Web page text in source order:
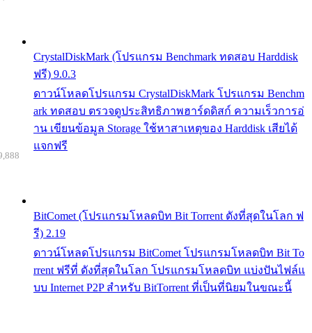
CrystalDiskMark (โปรแกรม Benchmark ทดสอบ Harddisk
ฟรี) 9.0.3
ดาวน์โหลดโปรแกรม CrystalDiskMark โปรแกรม Benchm
ark ทดสอบ ตรวจดูประสิทธิภาพฮาร์ดดิสก์ ความเร็วการอ่
าน เขียนข้อมูล Storage ใช้หาสาเหตุของ Harddisk เสียได้
แจกฟรี
BitComet (โปรแกรมโหลดบิท Bit Torrent ดังที่สุดในโลก ฟ
รี) 2.19
ดาวน์โหลดโปรแกรม BitComet โปรแกรมโหลดบิท Bit To
rrent ฟรีที่ ดังที่สุดในโลก โปรแกรมโหลดบิท แบ่งปันไฟล์แ
บบ Internet P2P สำหรับ BitTorrent ที่เป็นที่นิยมในขณะนี้